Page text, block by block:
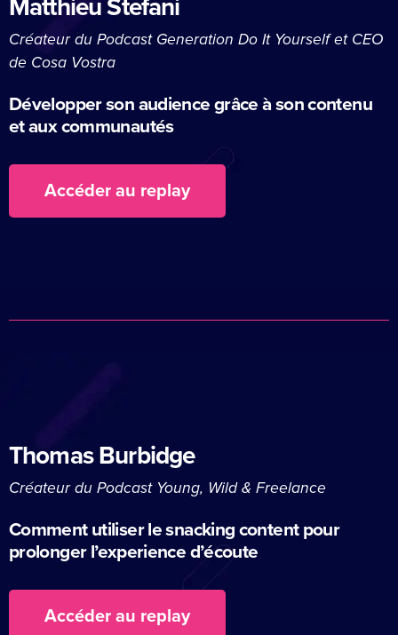
Matthieu Stefani
Créateur du Podcast Generation Do It Yourself et CEO
de Cosa Vostra
Développer son audience grâce à son contenu
et aux communautés
Accéder au replay
Thomas Burbidge
Créateur du Podcast Young, Wild & Freelance
Comment utiliser le snacking content pour
prolonger l’experience d’écoute
Accéder au replay